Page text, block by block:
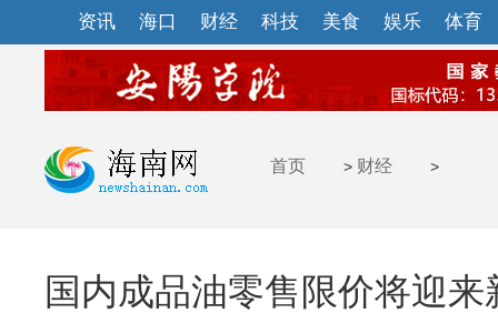
资讯 海口 财经 科技 美食 娱乐 体育
首页 > 财经 >
国内成品油零售限价将迎